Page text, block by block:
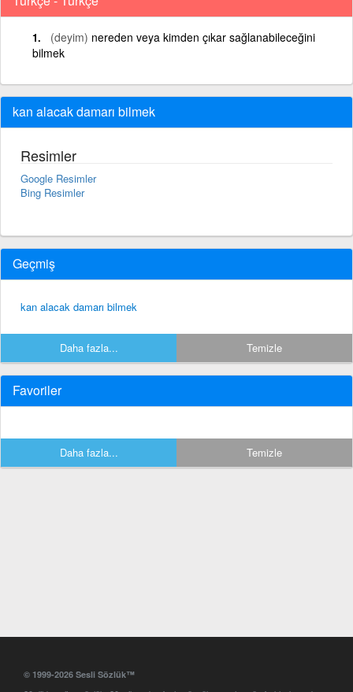
(deyim) nereden veya kimden çıkar sağlanabileceğini
bilmek
kan alacak damarı bilmek
Resimler
Google Resimler
Bing Resimler
Geçmiş
kan alacak damarı bilmek
Daha fazla... Temizle
Favoriler
Daha fazla... Temizle
© 1999-2026 Sesli Sözlük™